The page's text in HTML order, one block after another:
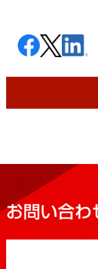
お問い合わ